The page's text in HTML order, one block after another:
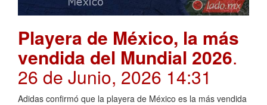
Playera de México, la más
vendida del Mundial 2026.
26 de Junio, 2026 14:31
Adidas confirmó que la playera de México es la más vendida